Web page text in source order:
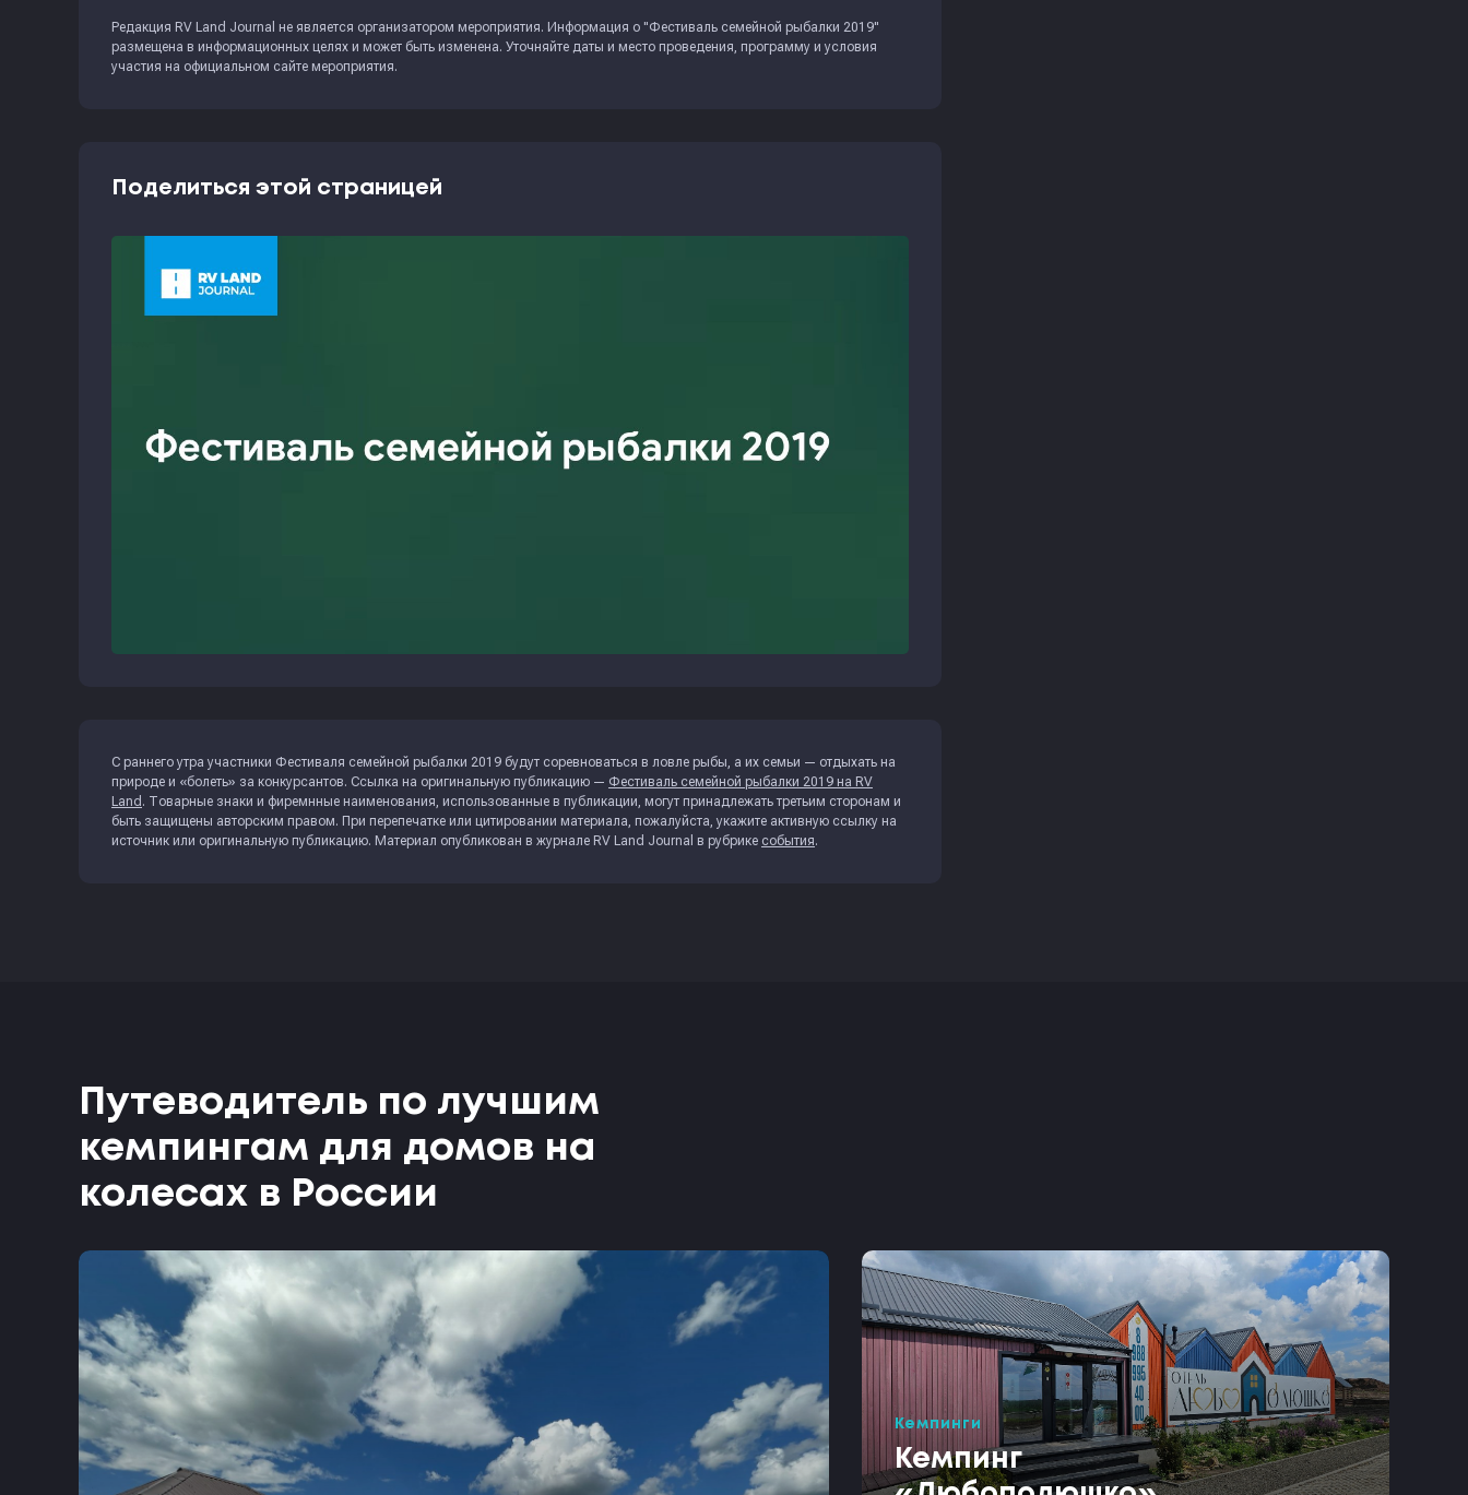
Редакция RV Land Journal не является организатором мероприятия. Информация о "Фестиваль семейной рыбалки 2019"
размещена в информационных целях и может быть изменена. Уточняйте даты и место проведения, программу и условия
участия на официальном сайте мероприятия.
Поделиться этой страницей
С раннего утра участники Фестиваля семейной рыбалки 2019 будут соревноваться в ловле рыбы, а их семьи — отдыхать на
природе и «болеть» за конкурсантов. Ссылка на оригинальную публикацию — Фестиваль семейной рыбалки 2019 на RV
Land . Товарные знаки и фиремнные наименования, использованные в публикации, могут принадлежать третьим сторонам и
быть защищены авторским правом. При перепечатке или цитировании материала, пожалуйста, укажите активную ссылку на
источник или оригинальную публикацию. Материал опубликован в журнале RV Land Journal в рубрике события.
Путеводитель по лучшим
кемпингам для домов на
колесах в России
Кемпинги
Кемпинг